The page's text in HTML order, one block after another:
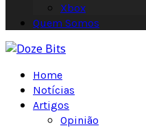
Xbox
Quem Somos
Home
Notícias
Artigos
Opinião